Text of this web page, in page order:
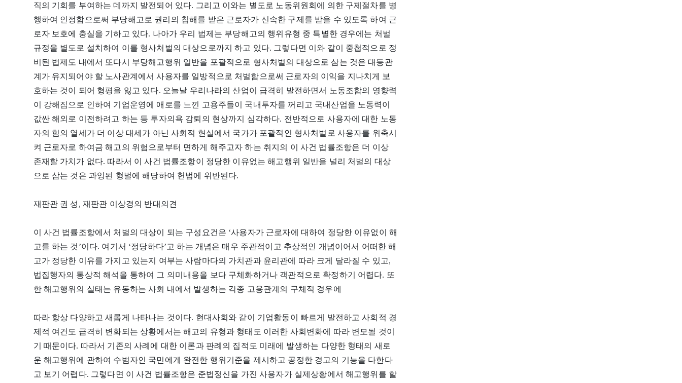
직의 기회를 부여하는 데까지 발전되어 있다. 그리고 이와는 별도로 노동위원회에 의한 구제절차를 병
행하여 인정함으로써 부당해고로 권리의 침해를 받은 근로자가 신속한 구제를 받을 수 있도록 하여 근
로자 보호에 충실을 기하고 있다. 나아가 우리 법제는 부당해고의 행위유형 중 특별한 경우에는 처벌
규정을 별도로 설치하여 이를 형사처벌의 대상으로까지 하고 있다. 그렇다면 이와 같이 중첩적으로 정
비된 법제도 내에서 또다시 부당해고행위 일반을 포괄적으로 형사처벌의 대상으로 삼는 것은 대등관
계가 유지되어야 할 노사관계에서 사용자를 일방적으로 처벌함으로써 근로자의 이익을 지나치게 보
호하는 것이 되어 형평을 잃고 있다. 오늘날 우리나라의 산업이 급격히 발전하면서 노동조합의 영향력
이 강해짐으로 인하여 기업운영에 애로를 느낀 고용주들이 국내투자를 꺼리고 국내산업을 노동력이
값싼 해외로 이전하려고 하는 등 투자의욕 감퇴의 현상까지 심각하다. 전반적으로 사용자에 대한 노동
자의 힘의 열세가 더 이상 대세가 아닌 사회적 현실에서 국가가 포괄적인 형사처벌로 사용자를 위축시
켜 근로자로 하여금 해고의 위험으로부터 면하게 해주고자 하는 취지의 이 사건 법률조항은 더 이상
존재할 가치가 없다. 따라서 이 사건 법률조항이 정당한 이유없는 해고행위 일반을 널리 처벌의 대상
으로 삼는 것은 과잉된 형벌에 해당하여 헌법에 위반된다.
재판관 권 성, 재판관 이상경의 반대의견
이 사건 법률조항에서 처벌의 대상이 되는 구성요건은 ‘사용자가 근로자에 대하여 정당한 이유없이 해
고를 하는 것’이다. 여기서 ‘정당하다’고 하는 개념은 매우 주관적이고 추상적인 개념이어서 어떠한 해
고가 정당한 이유를 가지고 있는지 여부는 사람마다의 가치관과 윤리관에 따라 크게 달라질 수 있고,
법집행자의 통상적 해석을 통하여 그 의미내용을 보다 구체화하거나 객관적으로 확정하기 어렵다. 또
한 해고행위의 실태는 유동하는 사회 내에서 발생하는 각종 고용관계의 구체적 경우에
따라 항상 다양하고 새롭게 나타나는 것이다. 현대사회와 같이 기업활동이 빠르게 발전하고 사회적 경
제적 여건도 급격히 변화되는 상황에서는 해고의 유형과 형태도 이러한 사회변화에 따라 변모될 것이
기 때문이다. 따라서 기존의 사례에 대한 이론과 판례의 집적도 미래에 발생하는 다양한 형태의 새로
운 해고행위에 관하여 수범자인 국민에게 완전한 행위기준을 제시하고 공정한 경고의 기능을 다한다
고 보기 어렵다. 그렇다면 이 사건 법률조항은 준법정신을 가진 사용자가 실제상황에서 해고행위를 할